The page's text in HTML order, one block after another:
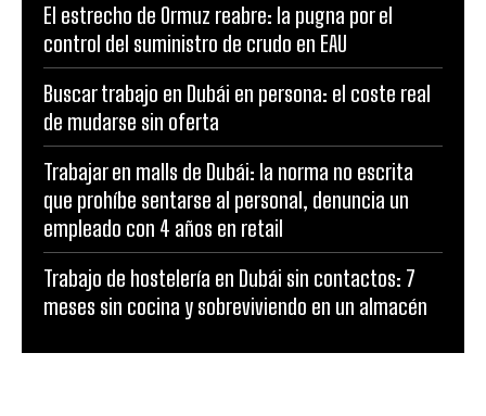
El estrecho de Ormuz reabre: la pugna por el
control del suministro de crudo en EAU
Buscar trabajo en Dubái en persona: el coste real
de mudarse sin oferta
Trabajar en malls de Dubái: la norma no escrita
que prohíbe sentarse al personal, denuncia un
empleado con 4 años en retail
Trabajo de hostelería en Dubái sin contactos: 7
meses sin cocina y sobreviviendo en un almacén